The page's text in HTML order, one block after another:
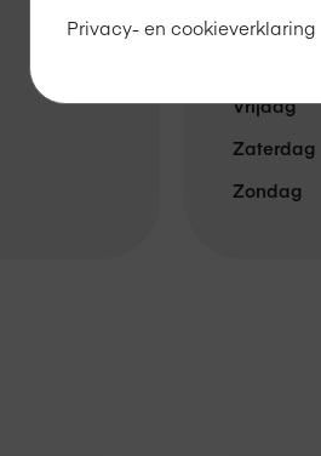
Woensdag
Vrijdag
Zaterdag
Zondag
Privacy- en cookieverklaring